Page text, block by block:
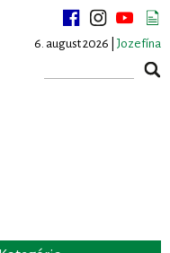
6. august 2026 | Jozefína